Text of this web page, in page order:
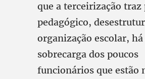
que a terceirização
pedagógico,
organização escolar, há
sobrecarga dos poucos
funcionários que estão